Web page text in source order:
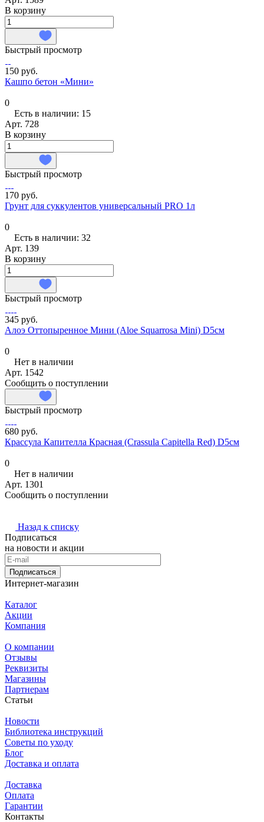
В корзину
Быстрый просмотр
150 руб.
Кашпо бетон «Мини»
0
Есть в наличии: 15
Арт. 728
В корзину
Быстрый просмотр
170 руб.
Грунт для суккулентов универсальный PRO 1л
0
Есть в наличии: 32
Арт. 139
В корзину
Быстрый просмотр
345 руб.
Алоэ Оттопыренное Мини (Aloe Squarrosa Mini) D5см
0
Нет в наличии
Арт. 1542
Сообщить о поступлении
Быстрый просмотр
680 руб.
Крассула Капителла Красная (Crassula Capitella Red) D5см
0
Нет в наличии
Арт. 1301
Сообщить о поступлении
Назад к списку
Подписаться
на новости и акции
Подписаться
Интернет-магазин
Каталог
Акции
Компания
О компании
Отзывы
Реквизиты
Магазины
Партнерам
Статьи
Новости
Библиотека инструкций
Советы по уходу
Блог
Доставка и оплата
Доставка
Оплата
Гарантии
Контакты